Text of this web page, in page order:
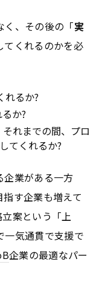
く、その後の「実
てくれるのかを必
れるか?
か?
れまでの間、プロ
てくれるか?
企業がある一方
す企業も増えて
案という「上
一気通貫で支援で
企業の最適なパー